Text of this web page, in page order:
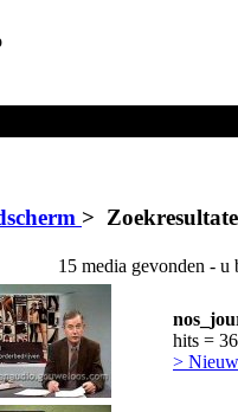
>
15 media gevonden - u
hits =
>